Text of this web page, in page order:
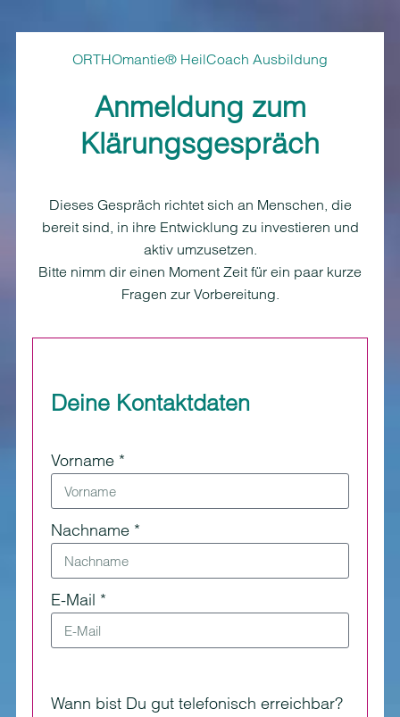
ORTHOmantie® HeilCoach Ausbildung
Anmeldung zum
Klärungsgespräch
Dieses Gespräch richtet sich an Menschen, die
bereit sind, in ihre Entwicklung zu investieren und
aktiv umzusetzen.
Bitte nimm dir einen Moment Zeit für ein paar kurze
Fragen zur Vorbereitung.
Deine Kontaktdaten
Vorname *
Nachname *
E-Mail *
Wann bist Du gut telefonisch erreichbar?